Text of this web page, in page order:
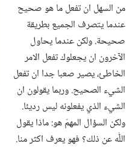
من السهل ان تفعل ما هو صحيح
عندما يتصرف الجميع بطريقة
صحيحة.‏ ولكن عندما يحاول
الآخرون ان يجعلوك تفعل الامر
الخاطئ،‏ يصير صعبا جدا ان تفعل
الشيء الصحيح.‏ وربما يقولون ان
الشيء الذي يفعلونه ليس رديئا.‏
ولكن السؤال المهمّ هو:‏ ماذا يقول
اللّٰه عن ذلك؟‏ فهو يعرف اكثر منا.‏